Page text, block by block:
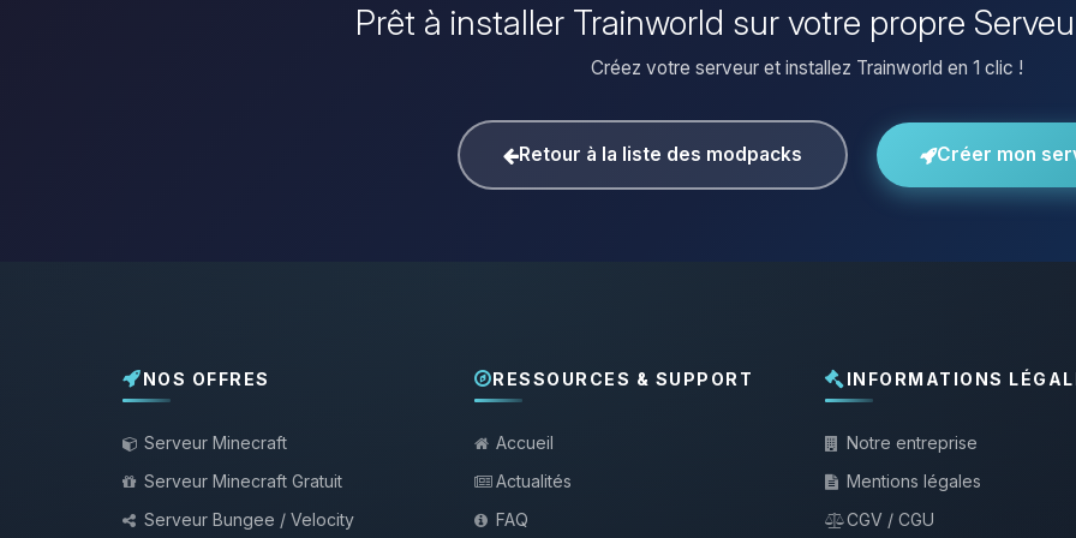
Prêt à installer Trainworld sur votre propre
Créez votre serveur et installez Trainworld en 1 clic !
Retour à la liste des modpacks Créer mon
NOS OFFRES
Serveur Minecraft
Serveur Minecraft Gratuit
Serveur Bungee / Velocity
RESSOURCES & SUPPORT
Accueil
Actualités
FAQ
INFORMATIONS
Notre entreprise
Mentions légales
CGV / CGU